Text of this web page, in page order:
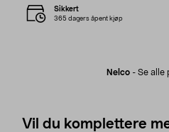
Nelco- Se alle
Sikkert
365 dagers åpent kjøp
Vil du komplettere